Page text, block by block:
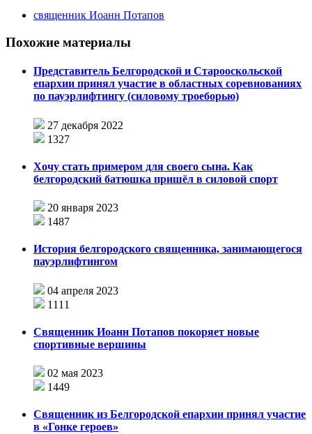
священник Иоанн Потапов
Похожие материалы
Представитель Белгородской и Старооскольской
епархии принял участие в областных соревнованиях
по пауэрлифтингу (силовому троеборью)
27 декабря 2022
1327
Хочу стать примером для своего сына. Как
белгородский батюшка пришёл в силовой спорт
20 января 2023
1487
История белгородского священника, занимающегося
пауэрлифтингом
04 апреля 2023
1111
Священник Иоанн Потапов покоряет новые
спортивные вершины
02 мая 2023
1449
Священник из Белгородской епархии принял участие
в «Гонке героев»